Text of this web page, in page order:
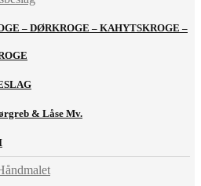
– DØRKROGE – KAHYTSKROGE –
& Låse Mv.